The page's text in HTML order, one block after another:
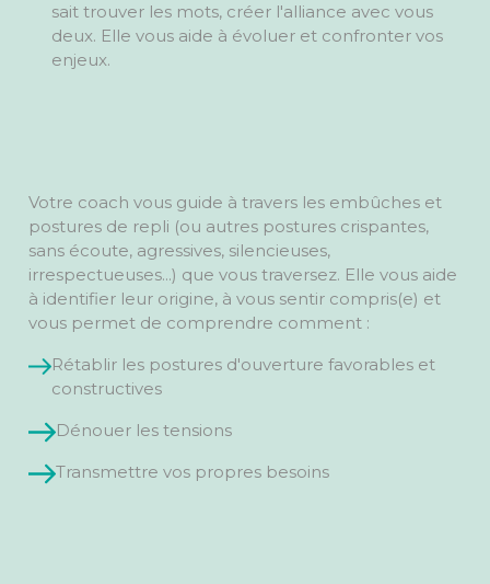
sait trouver les mots, créer l'alliance avec vous
deux. Elle vous aide à évoluer et confronter vos
enjeux.
Votre coach vous guide à travers les embûches et
postures de repli (ou autres postures crispantes,
sans écoute, agressives, silencieuses,
irrespectueuses...) que vous traversez. Elle vous aide
à identifier leur origine, à vous sentir compris(e) et
vous permet de comprendre comment :
Rétablir les postures d'ouverture favorables et
constructives
Dénouer les tensions
Transmettre vos propres besoins